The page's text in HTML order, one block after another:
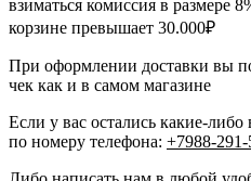
взиматься комиссия в размере
корзине превышает 30.000₽
При оформлении доставки вы
чек как и в самом магазине
Если у вас остались какие-
по номеру телефона: +7988-